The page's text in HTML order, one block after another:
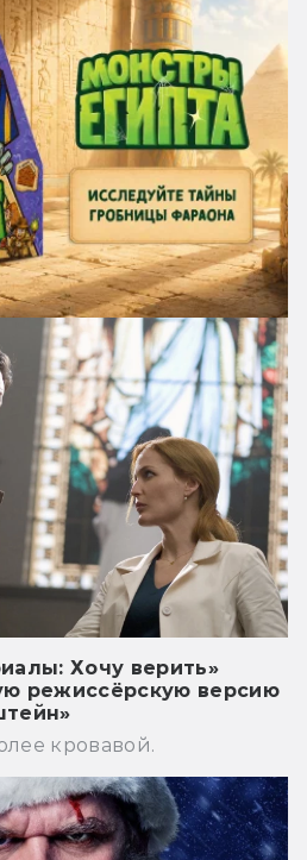
Хочу верить»
режиссёрскую версию
кровавой.